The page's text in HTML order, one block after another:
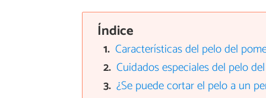
Índice
Características del pelo del
Cuidados especiales del pelo
¿Se puede cortar el pelo a un